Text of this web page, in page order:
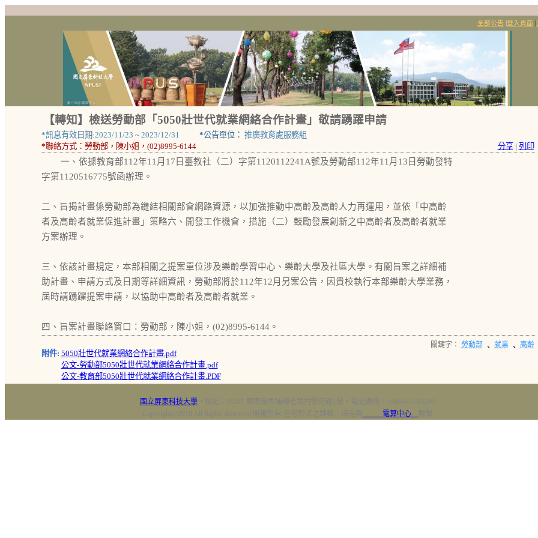
全部公告 登入頁面
【轉知】檢送勞動部「5050壯世代就業網絡合作計畫」敬請踴躍申請
*訊息有效日期:2023/11/23 ~ 2023/12/31 *公告單位： 推廣教育處服務組
*聯絡方式： 勞動部，陳小姐，(02)8995-6144 分享 | 列印
一、依據教育部112年11月17日臺教社（二）字第1120112241A號及勞動部112年11月13日勞動發特
字第1120516775號函辦理。
二、旨揭計畫係勞動部為鏈結相關部會網路資源，以加強推動中高齡及高齡人力再運用，並依「中高齡
者及高齡者就業促進計畫」策略六、開發工作機會，措施（二）鼓勵發展創新之中高齡者及高齡者就業
方案辦理。
三、依該計畫規定，本部相關之提案單位涉及樂齡學習中心、樂齡大學及社區大學。有關旨案之詳細補
助計畫、申請方式及日期等詳細資訊，勞動部將於112年12月另案公告，因貴校執行本部樂齡大學業務，
屆時請踴躍提案申請，以協助中高齡者及高齡者就業。
四、旨案計畫聯絡窗口：勞動部，陳小姐，(02)8995-6144。
附件: 5050壯世代就業網絡合作計畫.pdf
公文-勞動部5050壯世代就業網絡合作計畫.pdf
公文-教育部5050壯世代就業網絡合作計畫.PDF
關鍵字： 勞動部 、 就業 、 高齡
國立屏東科技大學
電算中心